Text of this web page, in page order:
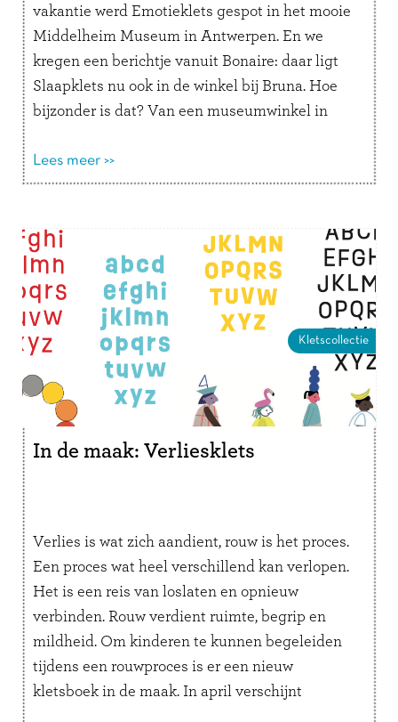
vakantie werd Emotieklets gespot in het mooie
Middelheim Museum in Antwerpen. En we
kregen een berichtje vanuit Bonaire: daar ligt
Slaapklets nu ook in de winkel bij Bruna. Hoe
bijzonder is dat? Van een museumwinkel in
verder
Lees meer >>
Kletscollectie
In de maak: Verliesklets
Verlies is wat zich aandient, rouw is het proces.
Een proces wat heel verschillend kan verlopen.
Het is een reis van loslaten en opnieuw
verbinden. Rouw verdient ruimte, begrip en
mildheid. Om kinderen te kunnen begeleiden
tijdens een rouwproces is er een nieuw
kletsboek in de maak. In april verschijnt